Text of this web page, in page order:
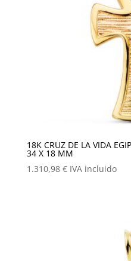
18K CRUZ DE LA VIDA
34 X 18 MM
1.310,98 € IVA incluido